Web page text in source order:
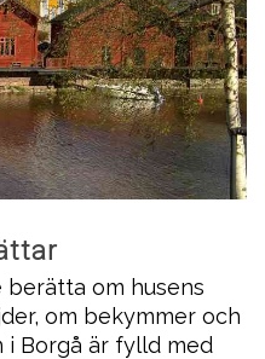
berätta om husens
om bekymmer och
i Borgå är fylld med